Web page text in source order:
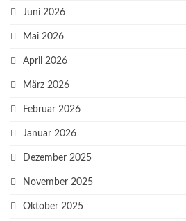
Juni 2026
Mai 2026
April 2026
März 2026
Februar 2026
Januar 2026
Dezember 2025
November 2025
Oktober 2025